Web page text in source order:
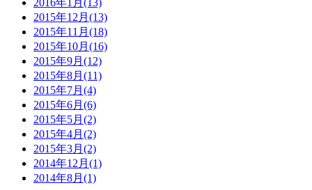
2016年1月(13)
2015年12月(13)
2015年11月(18)
2015年10月(16)
2015年9月(12)
2015年8月(11)
2015年7月(4)
2015年6月(6)
2015年5月(2)
2015年4月(2)
2015年3月(2)
2014年12月(1)
2014年8月(1)